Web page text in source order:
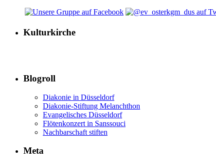
Kulturkirche
Blogroll
Diakonie in Düsseldorf
Diakonie-Stiftung Melanchthon
Evangelisches Düsseldorf
Flötenkonzert in Sanssouci
Nachbarschaft stiften
Meta